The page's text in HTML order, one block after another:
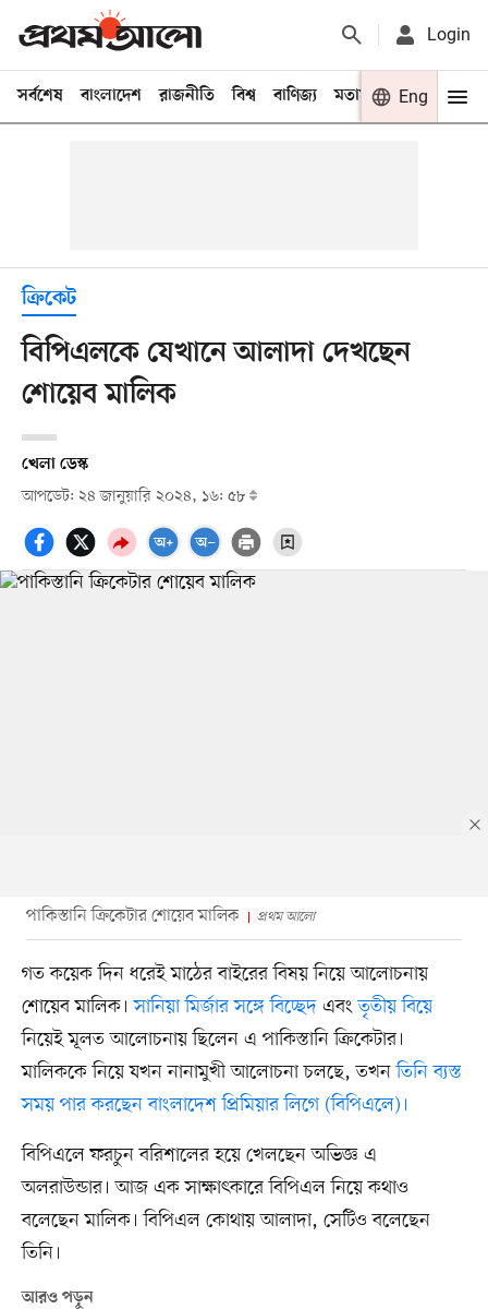
Login
সর্বশেষ বাংলাদেশ রাজনীতি বিশ্ব বাণিজ্য মতামত খেলা
Eng
ক্রিকেট
বিপিএলকে যেখানে আলাদা দেখছেন
শোয়েব মালিক
খেলা ডেস্ক
আপডেট: ২৪ জানুয়ারি ২০২৪, ১৬: ৫৮
পাকিস্তানি ক্রিকেটার শোয়েব মালিক প্রথম আলো
গত কয়েক দিন ধরেই মাঠের বাইরের বিষয় নিয়ে আলোচনায়
শোয়েব মালিক।সানিয়া মির্জার সঙ্গে বিচ্ছেদএবংতৃতীয় বিয়ে
নিয়েই মূলত আলোচনায় ছিলেন এ পাকিস্তানি ক্রিকেটার।
মালিককে নিয়ে যখন নানামুখী আলোচনা চলছে, তখনতিনি ব্যস্ত
সময় পার করছেন বাংলাদেশ প্রিমিয়ার লিগে (বিপিএলে)।
বিপিএলে ফরচুন বরিশালের হয়ে খেলছেন অভিজ্ঞ এ
অলরাউন্ডার। আজ এক সাক্ষাৎকারে বিপিএল নিয়ে কথাও
বলেছেন মালিক। বিপিএল কোথায় আলাদা, সেটিও বলেছেন
তিনি।
আরও পড়ুন